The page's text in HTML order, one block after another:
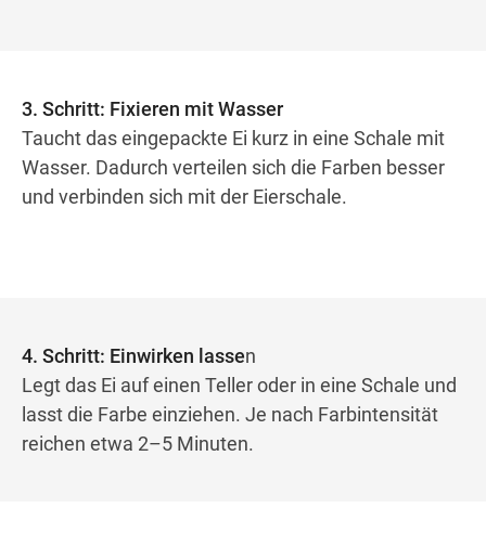
3. Schritt: Fixieren mit Wasser
Taucht das eingepackte Ei kurz in eine Schale mit
Wasser. Dadurch verteilen sich die Farben besser
und verbinden sich mit der Eierschale.
4. Schritt: Einwirken lassen
Legt das Ei auf einen Teller oder in eine Schale und
lasst die Farbe einziehen. Je nach Farbintensität
reichen etwa 2–5 Minuten.